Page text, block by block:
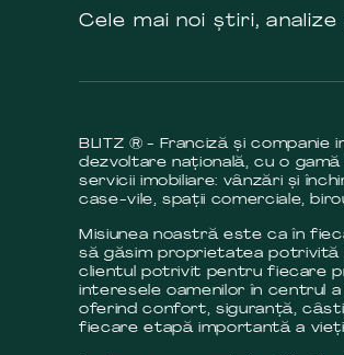
Cele mai noi știri,
BLITZ ® - Franciză și companie
dezvoltare națională, cu o
servicii imobiliare: vânzări și
case-vile, spații comerciale,
Misiunea noastră este ca în
să găsim proprietatea
clientul potrivit pentru fiecare
interesele oamenilor în centrul
oferind confort, siguranță,
fiecare etapă importantă a vieții